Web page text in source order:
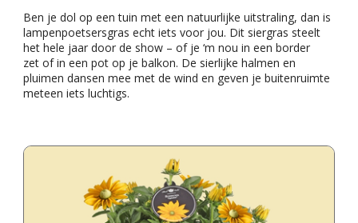
Ben je dol op een tuin met een natuurlijke uitstraling, dan is
lampenpoetsersgras echt iets voor jou. Dit siergras steelt
het hele jaar door de show – of je ‘m nou in een border
zet of in een pot op je balkon. De sierlijke halmen en
pluimen dansen mee met de wind en geven je buitenruimte
meteen iets luchtigs.